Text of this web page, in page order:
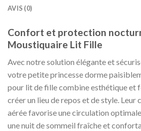
AVIS (0)
Confort et protection
Moustiquaire Lit Fille
Avec notre solution élégante et
votre petite princesse dorme
pour lit de fille combine esthétique et
créer un lieu de repos et de style. Leur
aérée favorise une circulation
une nuit de sommeil fraîche et